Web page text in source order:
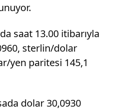
saat 13.00 itibarıyla
sterlin/dolar
yen paritesi 145,1
dolar 30,0930